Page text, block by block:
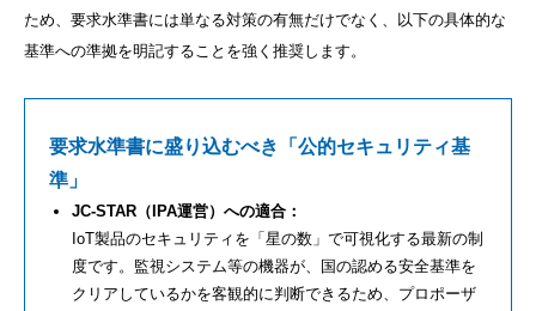
ため、要求水準書には単なる対策の有無だけでなく、以下の具体的な
基準への準拠を明記することを強く推奨します。
要求水準書に盛り込むべき「公的セキュリティ基
準」
JC-STAR（IPA運営）への適合：
IoT製品のセキュリティを「星の数」で可視化する最新の制
度です。監視システム等の機器が、国の認める安全基準を
クリアしているかを客観的に判断できるため、プロポーザ